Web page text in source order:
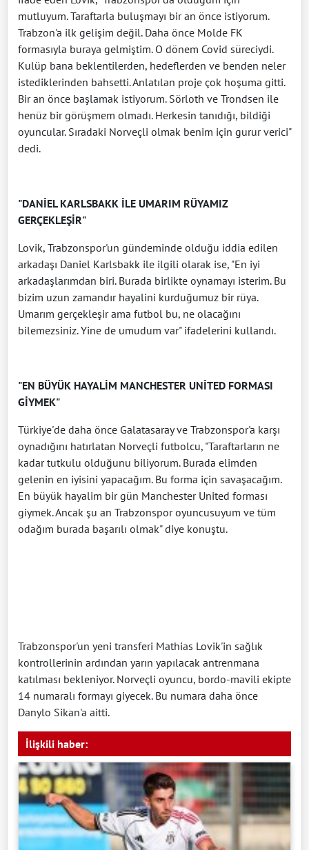
mutluyum. Taraftarla buluşmayı bir an önce istiyorum.
Trabzon'a ilk gelişim değil. Daha önce Molde FK
formasıyla buraya gelmiştim. O dönem Covid süreciydi.
Kulüp bana beklentilerden, hedeflerden ve benden neler
istediklerinden bahsetti. Anlatılan proje çok hoşuma gitti.
Bir an önce başlamak istiyorum. Sörloth ve Trondsen ile
henüz bir görüşmem olmadı. Herkesin tanıdığı, bildiği
oyuncular. Sıradaki Norveçli olmak benim için gurur verici"
dedi.
"DANİEL KARLSBAKK İLE UMARIM RÜYAMIZ
GERÇEKLEŞİR"
Lovik, Trabzonspor'un gündeminde olduğu iddia edilen
arkadaşı Daniel Karlsbakk ile ilgili olarak ise, "En iyi
arkadaşlarımdan biri. Burada birlikte oynamayı isterim. Bu
bizim uzun zamandır hayalini kurduğumuz bir rüya.
Umarım gerçekleşir ama futbol bu, ne olacağını
bilemezsiniz. Yine de umudum var" ifadelerini kullandı.
"EN BÜYÜK HAYALİM MANCHESTER UNİTED FORMASI
GİYMEK"
Türkiye'de daha önce Galatasaray ve Trabzonspor'a karşı
oynadığını hatırlatan Norveçli futbolcu, "Taraftarların ne
kadar tutkulu olduğunu biliyorum. Burada elimden
gelenin en iyisini yapacağım. Bu forma için savaşacağım.
En büyük hayalim bir gün Manchester United forması
giymek. Ancak şu an Trabzonspor oyuncusuyum ve tüm
odağım burada başarılı olmak" diye konuştu.
Trabzonspor'un yeni transferi Mathias Lovik'in sağlık
kontrollerinin ardından yarın yapılacak antrenmana
katılması bekleniyor. Norveçli oyuncu, bordo-mavili ekipte
14 numaralı formayı giyecek. Bu numara daha önce
Danylo Sikan'a aitti.
İlişkili haber: